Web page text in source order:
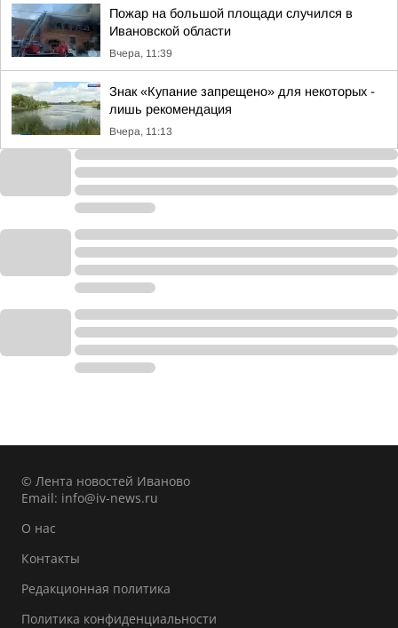
Пожар на большой площади случился в
Ивановской области
Вчера, 11:39
Знак «Купание запрещено» для некоторых -
лишь рекомендация
Вчера, 11:13
© Лента новостей Иваново
Email: info@iv-news.ru
О нас
Контакты
Редакционная политика
Политика конфиденциальности